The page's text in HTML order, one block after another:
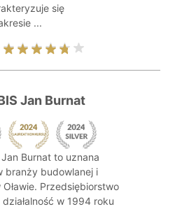
się
...
Jan Burnat
Jan Burnat to uznana
branży budowlanej i
Przedsiębiorstwo
w 1994 roku